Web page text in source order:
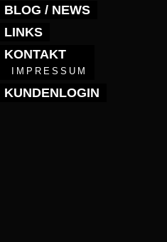
BLOG / NEWS
LINKS
KONTAKT
IMPRESSUM
KUNDENLOGIN